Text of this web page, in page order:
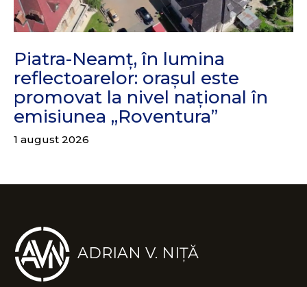
Piatra-Neamț, în lumina
reflectoarelor: orașul este
promovat la nivel național în
emisiunea „Roventura”
1 august 2026
ADRIAN V. NIȚĂ